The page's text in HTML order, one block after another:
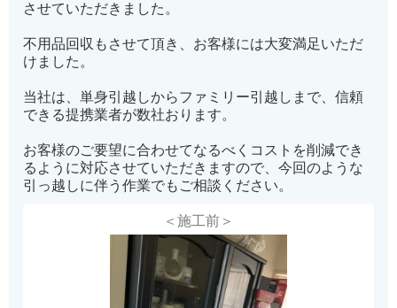
させていただきました。
不用品回収もさせて頂き、お客様には大変満足いただ
けました。
当社は、単身引越しからファミリー引越しまで、信頼
できる提携業者が数社おります。
お客様のご要望に合わせてなるべくコストを削減でき
るように対応させていただきますので、今回のような
引っ越しに伴う作業でもご相談ください。
＜施工前＞